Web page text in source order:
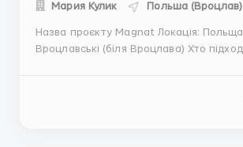
Мария Кулик Польша (Вроцлав)
Назва проєкту Magnat Локація: Польща, Конти-
Вроцлавські (біля Вроцлава) Хто підходить? Жінки